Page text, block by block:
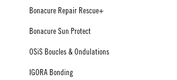
Bonacure Repair Rescue+
Bonacure Sun Protect
OSiS Boucles & Ondulations
IGORA Bonding